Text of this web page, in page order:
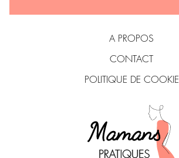
A PROPOS
CONTACT
POLITIQUE DE COOKIE